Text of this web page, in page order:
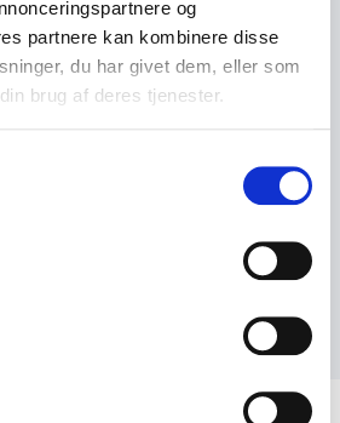
og
partnere kan kombinere disse
du har givet dem, eller som
brug af deres tjenester.
Foto: Josefine Barrett